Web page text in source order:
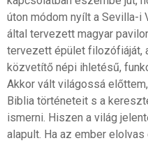
úton módom nyílt a Sevilla-i
által tervezett magyar
tervezett épület
közvetítő népi ihletésű,
Akkor vált világossá
Biblia történeteit s a
ismerni. Hiszen a világ
alapult. Ha az ember